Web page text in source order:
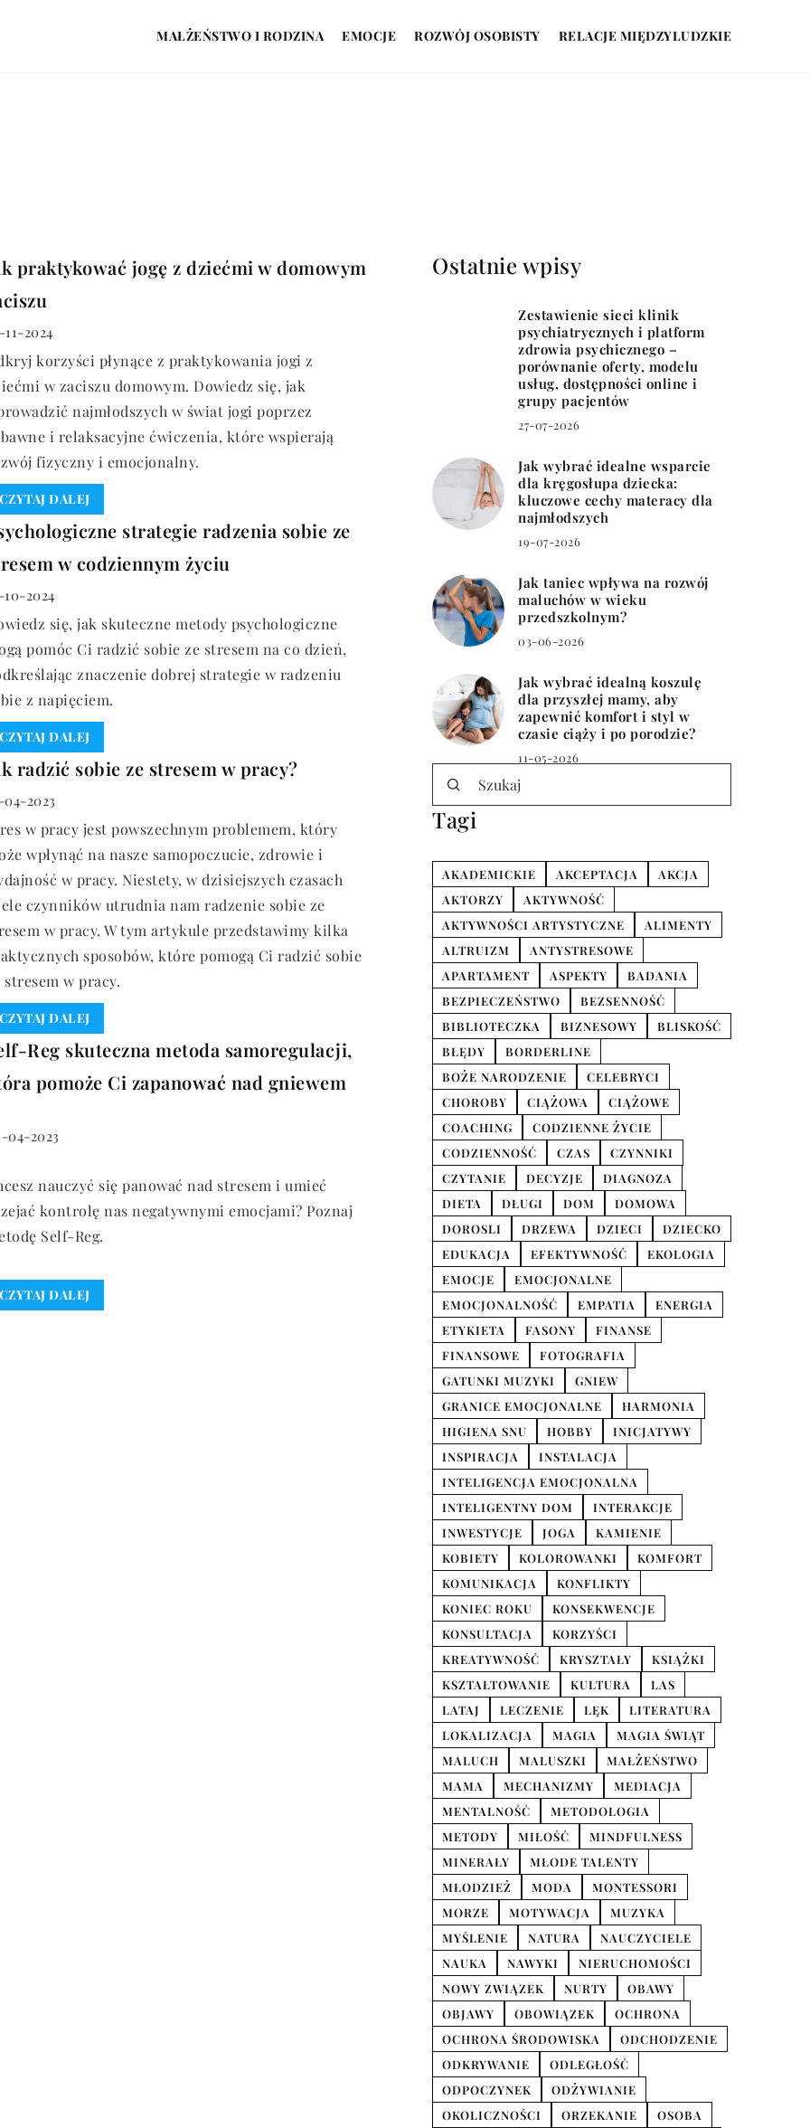
MAŁŻEŃSTWO I RODZINA EMOCJE ROZWÓJ OSOBISTY RELACJE MIĘDZYLUDZKIE
praktykować jogę z dziećmi w domowym
11-2024
korzyści płynące z praktykowania jogi z
w zaciszu domowym. Dowiedz się, jak
najmłodszych w świat jogi poprzez
i relaksacyjne ćwiczenia, które wspierają
fizyczny i emocjonalny.
DALEJ
strategie radzenia sobie ze
w codziennym życiu
10-2024
się, jak skuteczne metody psychologiczne
pomóc Ci radzić sobie ze stresem na co dzień,
znaczenie dobrej strategie w radzeniu
z napięciem.
DALEJ
radzić sobie ze stresem w pracy?
04-2023
w pracy jest powszechnym problemem, który
wpłynąć na nasze samopoczucie, zdrowie i
w pracy. Niestety, w dzisiejszych czasach
czynników utrudnia nam radzenie sobie ze
w pracy. W tym artykule przedstawimy kilka
sposobów, które pomogą Ci radzić sobie
stresem w pracy.
DALEJ
Reg skuteczna metoda samoregulacji,
pomoże Ci zapanować nad gniewem
04-2023
nauczyć się panować nad stresem i umieć
kontrolę nas negatywnymi emocjami? Poznaj
Self-Reg.
DALEJ
Ostatnie wpisy
Zestawienie sieci klinik
psychiatrycznych i platform
zdrowia psychicznego –
porównanie oferty, modelu
usług, dostępności online i
grupy pacjentów
27-07-2026
Jak wybrać idealne wsparcie
dla kręgosłupa dziecka:
kluczowe cechy materacy dla
najmłodszych
19-07-2026
Jak taniec wpływa na rozwój
maluchów w wieku
przedszkolnym?
03-06-2026
Jak wybrać idealną koszulę
dla przyszłej mamy, aby
zapewnić komfort i styl w
czasie ciąży i po porodzie?
11-05-2026
Tagi
AKADEMICKIE AKCEPTACJA
AKCJA
AKTORZY
AKTYWNOŚĆ
AKTYWNOŚCI ARTYSTYCZNE
ALIMENTY
ALTRUIZM
ANTYSTRESOWE
APARTAMENT
ASPEKTY
BADANIA
BEZPIECZEŃSTWO
BEZSENNOŚĆ
BIBLIOTECZKA
BIZNESOWY
BLISKOŚĆ
BŁĘDY
BORDERLINE
BOŻE NARODZENIE
CELEBRYCI
CHOROBY
CIĄŻOWA
CIĄŻOWE
COACHING
CODZIENNE ŻYCIE
CODZIENNOŚĆ
CZAS
CZYNNIKI
CZYTANIE
DECYZJE
DIAGNOZA
DIETA
DŁUGI DOM
DOMOWA
DOROSLI
DRZEWA DZIECI
DZIECKO
EDUKACJA
EFEKTYWNOŚĆ
EKOLOGIA
EMOCJE
EMOCJONALNE
EMOCJONALNOŚĆ
EMPATIA
ENERGIA
ETYKIETA
FASONY
FINANSE
FINANSOWE
FOTOGRAFIA
GATUNKI MUZYKI
GNIEW
GRANICE EMOCJONALNE
HARMONIA
HIGIENA SNU
HOBBY
INICJATYWY
INSPIRACJA
INSTALACJA
INTELIGENCJA EMOCJONALNA
INTELIGENTNY DOM
INTERAKCJE
INWESTYCJE
JOGA
KAMIENIE
KOBIETY
KOLOROWANKI
KOMFORT
KOMUNIKACJA
KONFLIKTY
KONIEC ROKU
KONSEKWENCJE
KONSULTACJA
KORZYŚCI
KREATYWNOŚĆ
KRYSZTAŁY
KSIĄŻKI
KSZTAŁTOWANIE
KULTURA
LAS
LATAJ
LECZENIE LĘK
LITERATURA
LOKALIZACJA
MAGIA
MAGIA ŚWIĄT
MALUCH
MALUSZKI
MAŁŻEŃSTWO
MAMA
MECHANIZMY
MEDIACJA
MENTALNOŚĆ
METODOLOGIA
METODY
MIŁOŚĆ
MINDFULNESS
MINERAŁY
MŁODE TALENTY
MŁODZIEŻ
MODA
MONTESSORI
MORZE
MOTYWACJA
MUZYKA
MYŚLENIE
NATURA
NAUCZYCIELE
NAUKA
NAWYKI
NIERUCHOMOŚCI
NOWY ZWIĄZEK
NURTY
OBAWY
OBJAWY
OBOWIĄZEK
OCHRONA
OCHRONA ŚRODOWISKA
ODCHODZENIE
ODKRYWANIE
ODLEGŁOŚĆ
ODPOCZYNEK
ODŻYWIANIE
OKOLICZNOŚCI
ORZEKANIE
OSOBA